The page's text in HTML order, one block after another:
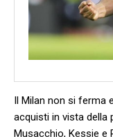
Il Milan non si ferma
acquisti in vista della
Musacchio, Kessie e